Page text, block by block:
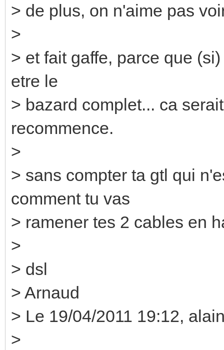
> de plus, on n'aime pas
>
> et fait gaffe, parce que
etre le
> bazard complet... ca
recommence.
>
> sans compter ta gtl qui
comment tu vas
> ramener tes 2 cables en
>
> dsl
> Arnaud
> Le 19/04/2011 19:12,
>